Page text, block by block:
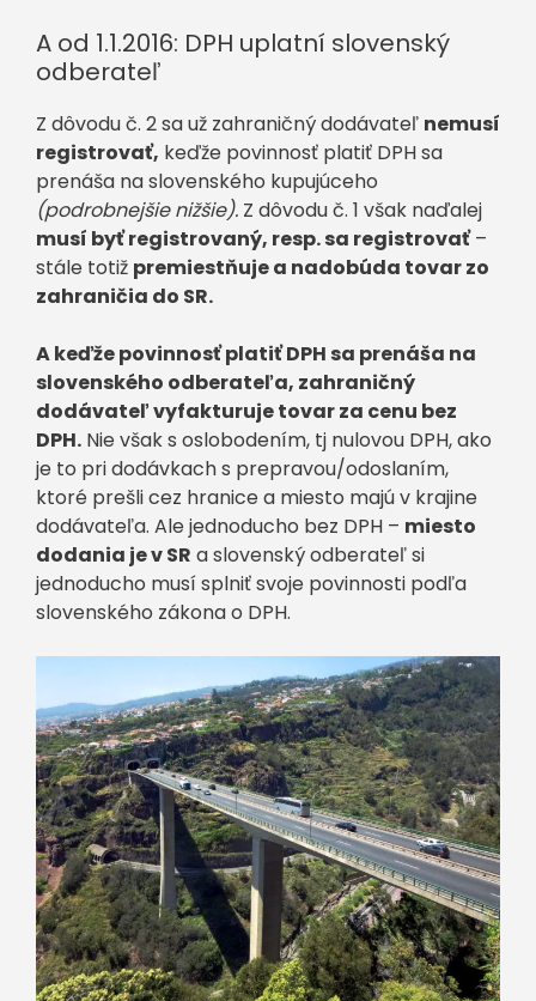
A od 1.1.2016: DPH uplatní slovenský
odberateľ
Z dôvodu č. 2 sa už zahraničný dodávateľ nemusí
registrovať, keďže povinnosť platiť DPH sa
prenáša na slovenského kupujúceho
(podrobnejšie nižšie). Z dôvodu č. 1 však naďalej
musí byť registrovaný, resp. sa registrovať–
stále totiž premiestňuje a nadobúda tovar zo
zahraničia do SR.
A keďže povinnosť platiť DPH sa prenáša na
slovenského odberateľa, zahraničný
dodávateľ vyfakturuje tovar za cenu bez
DPH. Nie však s oslobodením, tj nulovou DPH, ako
je to pri dodávkach s prepravou/odoslaním,
ktoré prešli cez hranice a miesto majú v krajine
dodávateľa. Ale jednoducho bez DPH – miesto
dodania je v SR a slovenský odberateľ si
jednoducho musí splniť svoje povinnosti podľa
slovenského zákona o DPH.